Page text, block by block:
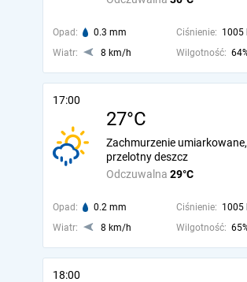
Opad: 0.3 mm Ciśnienie: 1005
Wiatr:
8 km/h Wilgotność:
17:00
27°C
Odczuwalna 29°C
Zachmurzenie
przelotny deszcz
Opad: 0.2 mm Ciśnienie: 1005
Wiatr:
8 km/h Wilgotność:
18:00